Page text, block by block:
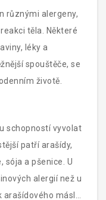
různými alergeny,
těla. Některé
léky a
spouštěče, se
životě.
schopností vyvolat
patří arašídy,
sója a pšenice. U
alergií než u
arašídového másla